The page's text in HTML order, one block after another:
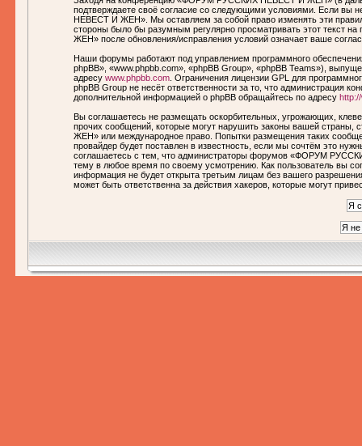
подтверждаете своё согласие со следующими условиями. Если
НЕВЕСТ И ЖЕН». Мы оставляем за собой право изменять эти
стороны было бы разумным регулярно просматривать этот текст
ЖЕН» после обновления/исправления условий означает ваше
Наши форумы работают под управлением программного
phpBB», «www.phpbb.com», «phpBB Group», «phpBB Teams»),
адресу www.phpbb.com . Ограничения лицензии GPL для
phpBB Group не несёт ответственности за то, что администрация
дополнительной информацией о phpBB обращайтесь по адресу
Вы соглашаетесь не размещать оскорбительных, угрожающих,
прочих сообщений, которые могут нарушить законы вашей
ЖЕН» или международное право. Попытки размещения таких
провайдер будет поставлен в известность, если мы сочтём это
соглашаетесь с тем, что администраторы форумов «ФОРУМ
тему в любое время по своему усмотрению. Как пользователь вы
информация не будет открыта третьим лицам без вашего
может быть ответственна за действия хакеров, которые могут